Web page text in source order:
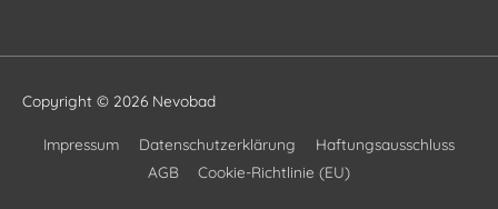
Copyright © 2026 Nevobad
Impressum Datenschutzerklärung
Haftungsausschluss
AGB
Cookie-Richtlinie (EU)